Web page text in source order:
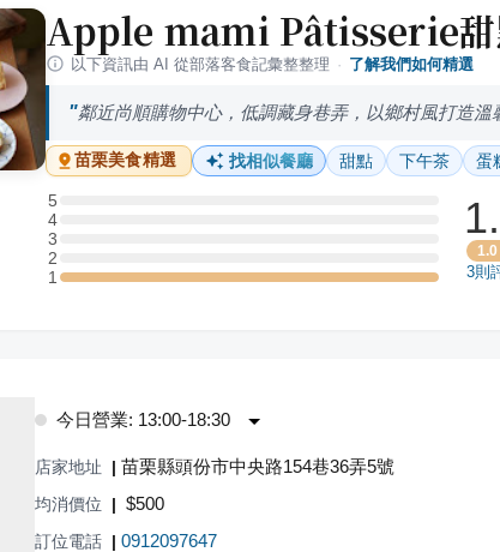
Apple mami Pâtisserie甜
以下資訊由 AI 從部落客食記彙整整理 · 了解我們如何精選
鄰近尚順購物中心，低調藏身巷弄，以鄉村風打造溫
苗栗美食精選 找相似餐廳 甜點 下午茶 蛋
5
5 星：0 則評論
4
4 星：0 則評論
3
3 星：0 則評論
2
2 星：0 則評論
11 星：1 則評論
1.0
3則
今日營業: 13:00-18:30
店家地址 | 苗栗縣頭份市中央路154巷36弄5號
均消價位 | $500
訂位電話 | 0912097647